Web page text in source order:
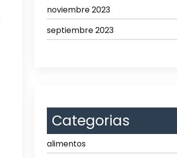
noviembre 2023
septiembre 2023
Categorias
alimentos